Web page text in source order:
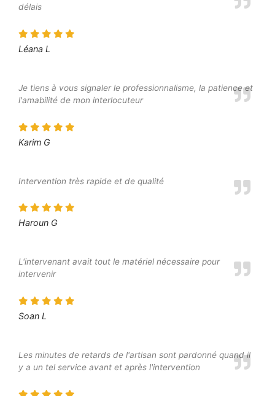
délais
Léana L
Je tiens à vous signaler le professionnalisme, la patience et
l'amabilité de mon interlocuteur
Karim G
Intervention très rapide et de qualité
Haroun G
L'intervenant avait tout le matériel nécessaire pour
intervenir
Soan L
Les minutes de retards de l'artisan sont pardonné quand il
y a un tel service avant et après l'intervention